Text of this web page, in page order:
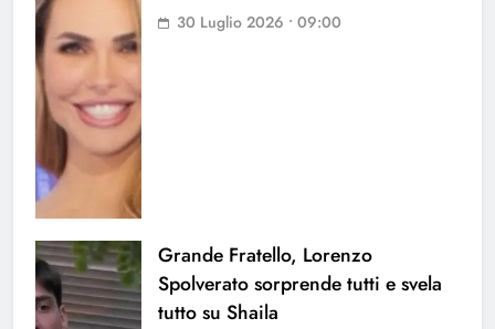
30 Luglio 2026 • 09:00
Grande Fratello, Lorenzo
Spolverato sorprende tutti e svela
tutto su Shaila